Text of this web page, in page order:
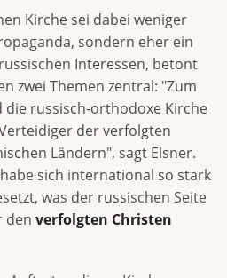
Kirche sei dabei weniger
sondern eher ein
Interessen, betont
zwei Themen zentral: "Zum
die russisch-orthodoxe Kirche
der verfolgten
Ländern", sagt Elsner.
sich international so stark
was der russischen Seite
den verfolgten Christen